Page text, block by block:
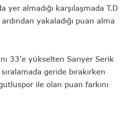
yer almadığı karşılaşmada T.D
yakaladığı puan alma
33’e yükselten Sarıyer Serik
geride bırakırken
ile olan puan farkını